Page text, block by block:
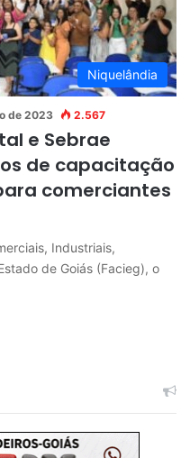
Niquelândia
de 2023 2.567
e Sebrae
de capacitação
comerciantes
Industriais,
de Goiás (Facieg), o